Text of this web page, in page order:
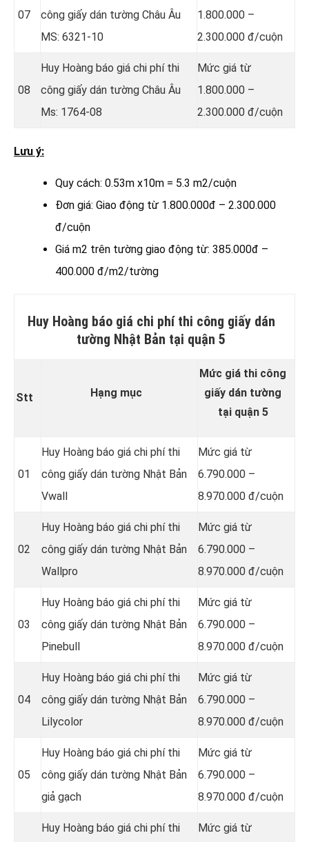
07
công giấy dán tường Châu Âu
MS: 6321-10
1.800.000 –
2.300.000 đ/cuộn
08
Huy Hoàng báo giá chi phí thi
công giấy dán tường Châu Âu
Ms: 1764-08
Mức giá từ
1.800.000 –
2.300.000 đ/cuộn
Lưu ý:
Quy cách: 0.53m x10m = 5.3 m2/cuộn
Đơn giá: Giao động từ 1.800.000đ – 2.300.000
đ/cuộn
Giá m2 trên tường giao động từ: 385.000đ –
400.000 đ/m2/tường
Huy Hoàng báo giá chi phí thi công giấy dán
tường Nhật Bản tại quận 5
Stt Hạng mục
Mức giá thi công
giấy dán tường
tại quận 5
01
Huy Hoàng báo giá chi phí thi
công giấy dán tường Nhật Bản
Vwall
Mức giá từ
6.790.000 –
8.970.000 đ/cuộn
02
Huy Hoàng báo giá chi phí thi
công giấy dán tường Nhật Bản
Wallpro
Mức giá từ
6.790.000 –
8.970.000 đ/cuộn
03
Huy Hoàng báo giá chi phí thi
công giấy dán tường Nhật Bản
Pinebull
Mức giá từ
6.790.000 –
8.970.000 đ/cuộn
04
Huy Hoàng báo giá chi phí thi
công giấy dán tường Nhật Bản
Lilycolor
Mức giá từ
6.790.000 –
8.970.000 đ/cuộn
05
Huy Hoàng báo giá chi phí thi
công giấy dán tường Nhật Bản
giả gạch
Mức giá từ
6.790.000 –
8.970.000 đ/cuộn
Huy Hoàng báo giá chi phí thi
Mức giá từ